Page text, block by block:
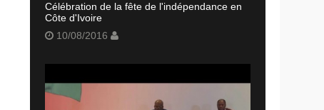
Célébration de la fête de l'indépendance en
Côte d'Ivoire
10/08/2016